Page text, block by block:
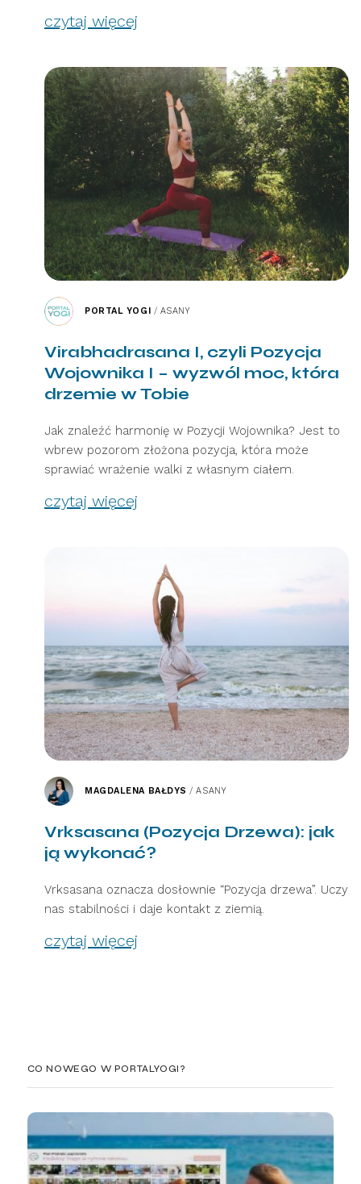
CO NOWEGO W PORTALYOGI?
czytaj więcej
PORTAL YOGI / ASANY
Virabhadrasana I, czyli Pozycja
Wojownika I – wyzwól moc, która
drzemie w Tobie
Jak znaleźć harmonię w Pozycji Wojownika? Jest to
wbrew pozorom złożona pozycja, która może
sprawiać wrażenie walki z własnym ciałem.
czytaj więcej
MAGDALENA BAŁDYS /ASANY
Vrksasana (Pozycja Drzewa): jak
ją wykonać?
Vrksasana oznacza dosłownie “Pozycja drzewa”. Uczy
nas stabilności i daje kontakt z ziemią.
czytaj więcej